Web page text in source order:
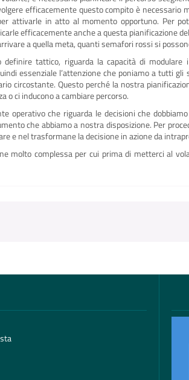
efficacemente questo compito è
attivarle in atto al momento opportuno. Per
efficacemente anche a questa pianificazione
a quella meta, quanti semafori rossi si
definire tattico, riguarda la capacità di
essenziale l’attenzione che poniamo a tutti
circostante. Questo perché la nostra
o ci inducono a cambiare percorso.
operativo che riguarda le decisioni che
che abbiamo a nostra disposizione. Per
e nel trasformane la decisione in azione da
molto complessa per cui prima di metterci al